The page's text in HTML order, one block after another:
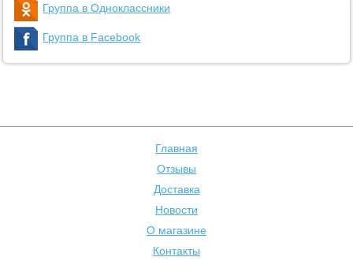
Группа в Одноклассники
Группа в Facebook
Главная
Отзывы
Доставка
Новости
О магазине
Контакты